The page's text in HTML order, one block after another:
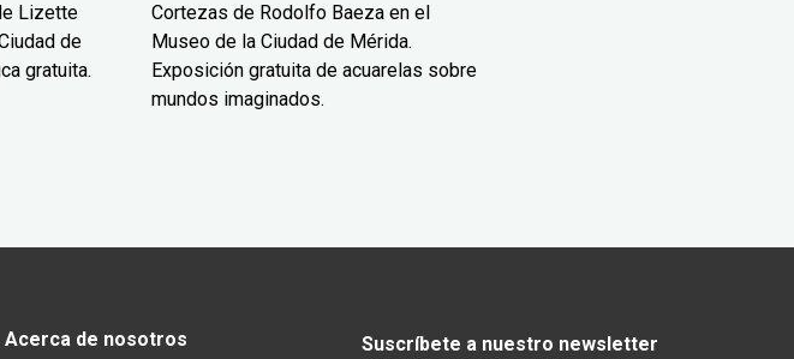
Lizette
de
gratuita.
Cortezas de Rodolfo Baeza en el
Museo de la Ciudad de Mérida.
Exposición gratuita de acuarelas sobre
mundos imaginados.
Acerca de nosotros Suscríbete a nuestro newsletter